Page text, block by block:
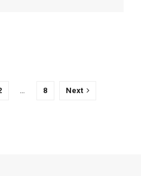
… 8 Next